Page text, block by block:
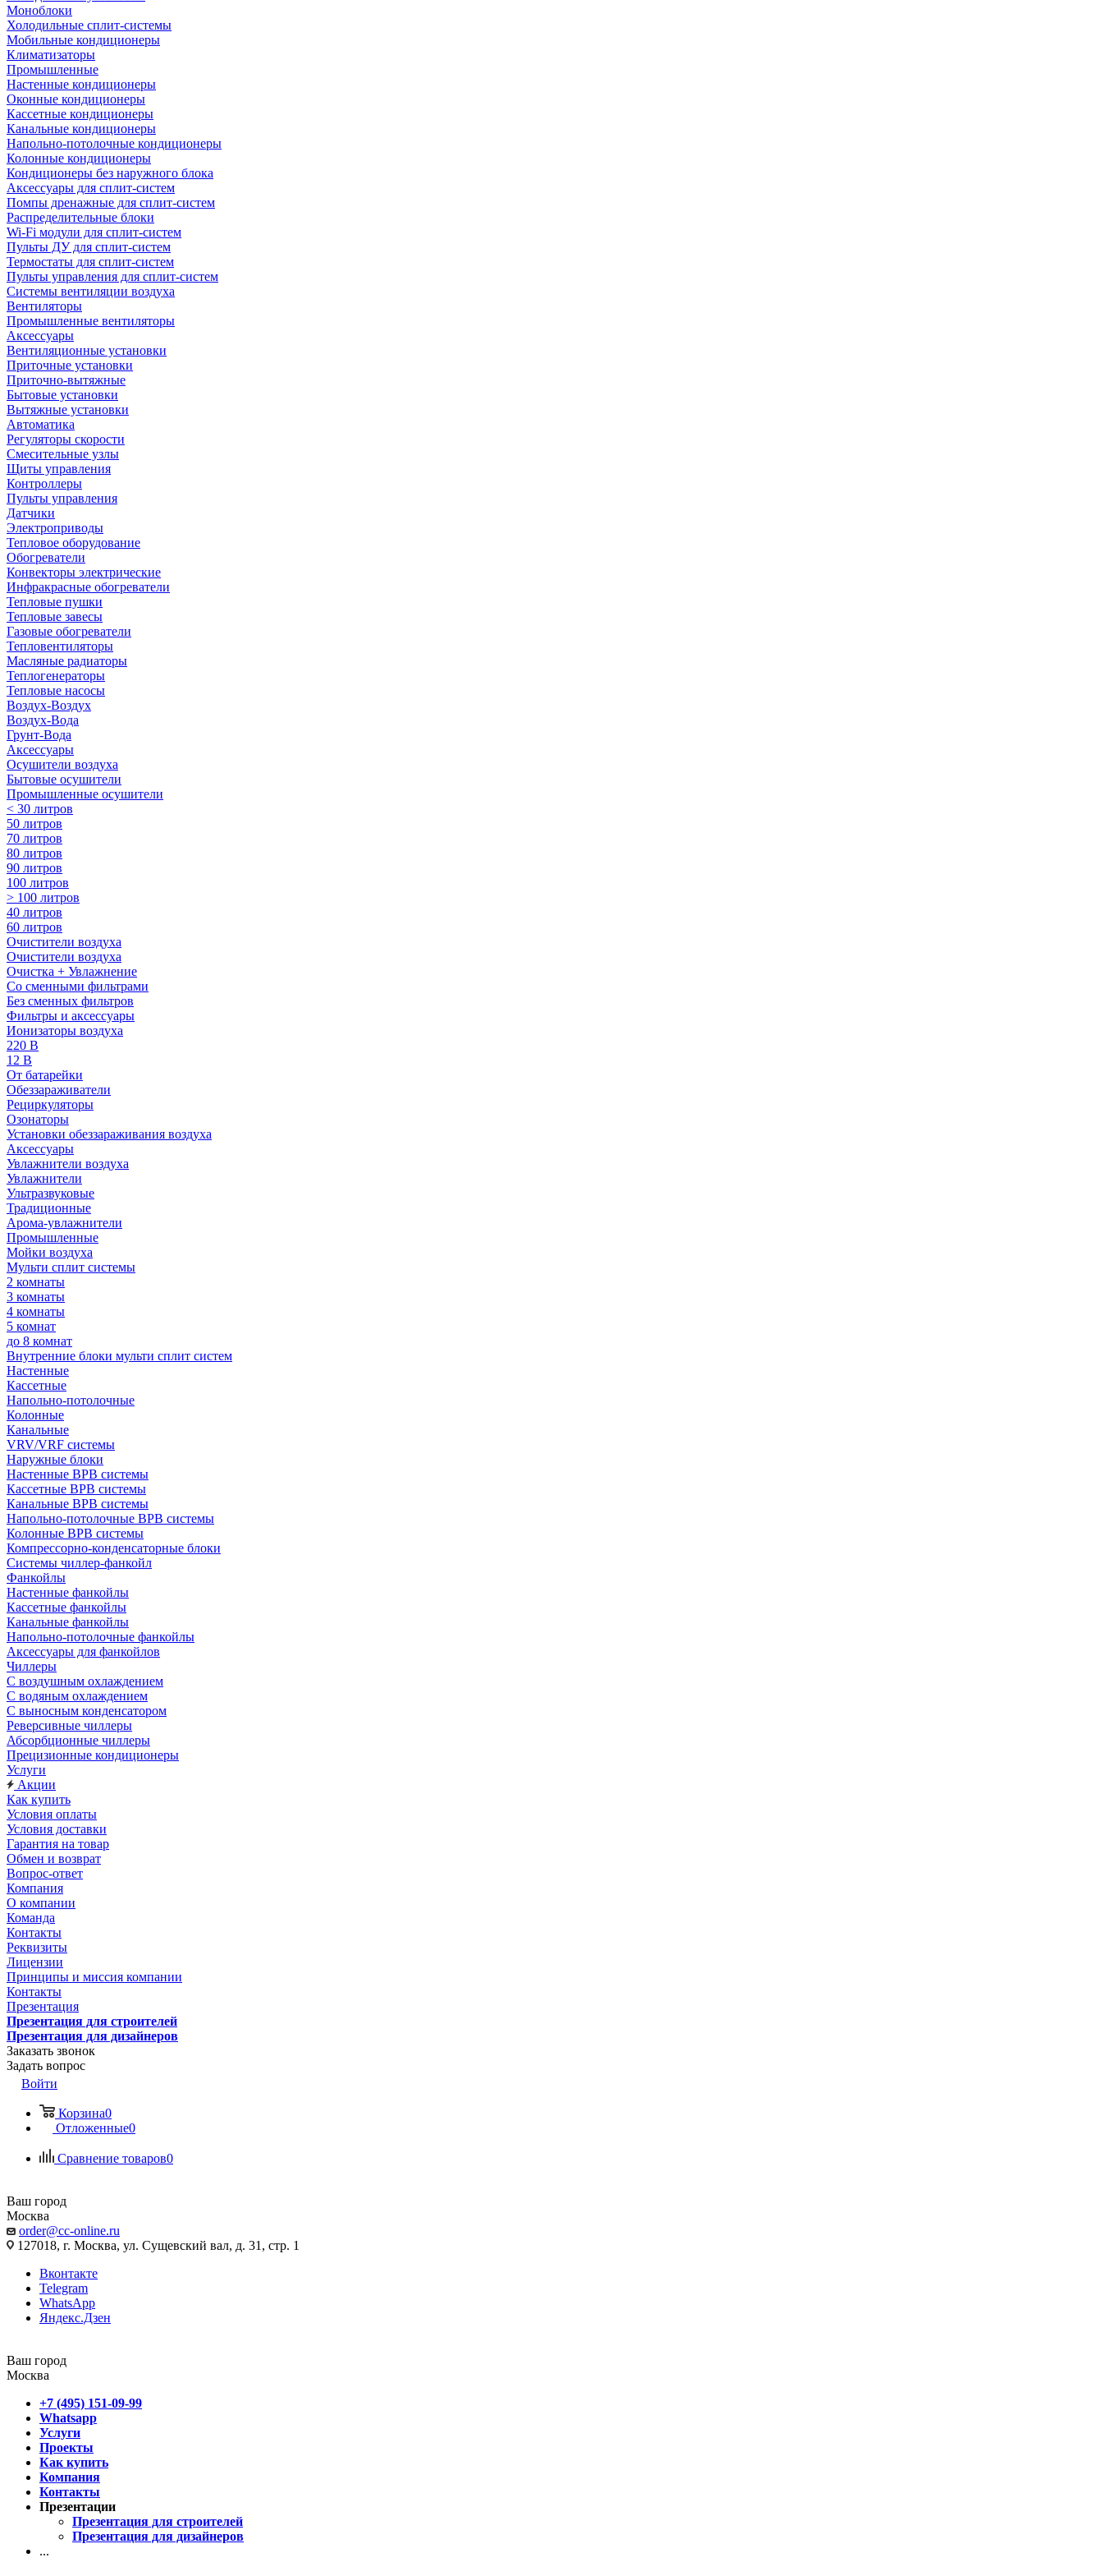
Моноблоки
Холодильные сплит-системы
Мобильные кондиционеры
Климатизаторы
Промышленные
Настенные кондиционеры
Оконные кондиционеры
Кассетные кондиционеры
Канальные кондиционеры
Напольно-потолочные кондиционеры
Колонные кондиционеры
Кондиционеры без наружного блока
Аксессуары для сплит-систем
Помпы дренажные для сплит-систем
Распределительные блоки
Wi-Fi модули для сплит-систем
Пульты ДУ для сплит-систем
Термостаты для сплит-систем
Пульты управления для сплит-систем
Системы вентиляции воздуха
Вентиляторы
Промышленные вентиляторы
Аксессуары
Вентиляционные установки
Приточные установки
Приточно-вытяжные
Бытовые установки
Вытяжные установки
Автоматика
Регуляторы скорости
Смесительные узлы
Щиты управления
Контроллеры
Пульты управления
Датчики
Электроприводы
Тепловое оборудование
Обогреватели
Конвекторы электрические
Инфракрасные обогреватели
Тепловые пушки
Тепловые завесы
Газовые обогреватели
Тепловентиляторы
Масляные радиаторы
Теплогенераторы
Тепловые насосы
Воздух-Воздух
Воздух-Вода
Грунт-Вода
Аксессуары
Осушители воздуха
Бытовые осушители
Промышленные осушители
< 30 литров
50 литров
70 литров
80 литров
90 литров
100 литров
> 100 литров
40 литров
60 литров
Очистители воздуха
Очистители воздуха
Очистка + Увлажнение
Cо сменными фильтрами
Без сменных фильтров
Фильтры и аксессуары
Ионизаторы воздуха
220 В
12 В
От батарейки
Обеззараживатели
Рециркуляторы
Озонаторы
Установки обеззараживания воздуха
Аксессуары
Увлажнители воздуха
Увлажнители
Ультразвуковые
Традиционные
Арома-увлажнители
Промышленные
Мойки воздуха
Мульти сплит системы
2 комнаты
3 комнаты
4 комнаты
5 комнат
до 8 комнат
Внутренние блоки мульти сплит систем
Настенные
Кассетные
Напольно-потолочные
Колонные
Канальные
VRV/VRF системы
Наружные блоки
Настенные ВРВ системы
Кассетные ВРВ системы
Канальные ВРВ системы
Напольно-потолочные ВРВ системы
Колонные ВРВ системы
Компрессорно-конденсаторные блоки
Системы чиллер-фанкойл
Фанкойлы
Настенные фанкойлы
Кассетные фанкойлы
Канальные фанкойлы
Напольно-потолочные фанкойлы
Аксессуары для фанкойлов
Чиллеры
С воздушным охлаждением
С водяным охлаждением
С выносным конденсатором
Реверсивные чиллеры
Абсорбционные чиллеры
Прецизионные кондиционеры
Услуги
Акции
Как купить
Условия оплаты
Условия доставки
Гарантия на товар
Обмен и возврат
Вопрос-ответ
Компания
О компании
Команда
Контакты
Реквизиты
Лицензии
Принципы и миссия компании
Контакты
Презентация
Презентация для строителей
Презентация для дизайнеров
Заказать звонок
Задать вопрос
Войти
Корзина0
Отложенные0
Сравнение товаров0
Ваш город
Москва
order@cc-online.ru
127018, г. Москва, ул. Сущевский вал, д. 31, стр. 1
Вконтакте
Telegram
WhatsApp
Яндекс.Дзен
Ваш город
Москва
+7 (495) 151-09-99
Whatsapp
Услуги
Проекты
Как купить
Компания
Контакты
Презентации
Презентация для строителей
Презентация для дизайнеров
...